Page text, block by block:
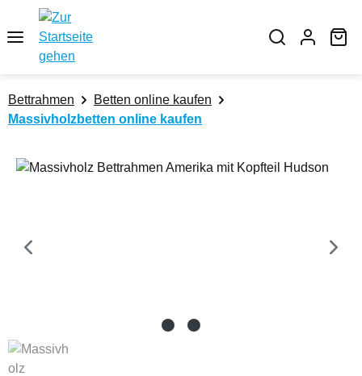
Zum Hauptinhalt springen
Bettrahmen
Betten online kaufen
Massivholzbetten online kaufen
Bildergalerie überspringen